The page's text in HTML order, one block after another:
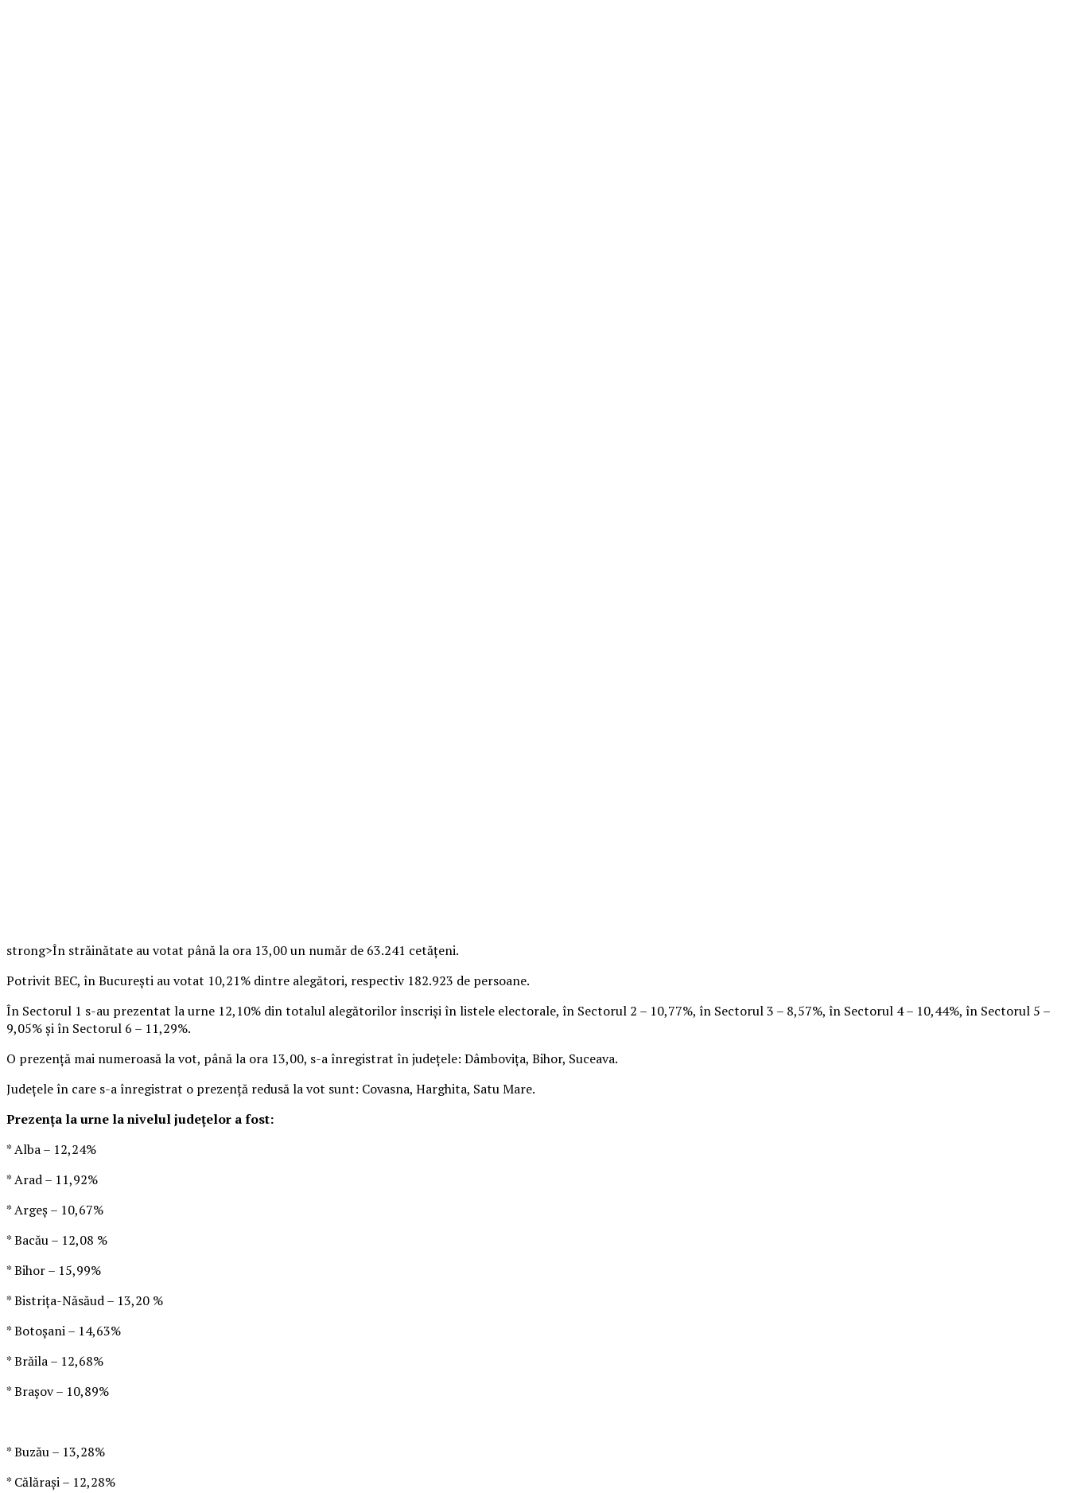
strong>În străinătate au votat până la ora 13,00 un număr de 63.241 cetăţeni.
Potrivit BEC, în Bucureşti au votat 10,21% dintre alegători, respectiv 182.923 de persoane.
În Sectorul 1 s-au prezentat la urne 12,10% din totalul alegătorilor înscrişi în listele electorale, în Sectorul 2 – 10,77%, în Sectorul 3 – 8,57%, în Sectorul 4 – 10,44%, în Sectorul 5 –
9,05% şi în Sectorul 6 – 11,29%.
O prezenţă mai numeroasă la vot, până la ora 13,00, s-a înregistrat în judeţele: Dâmboviţa, Bihor, Suceava.
Judeţele în care s-a înregistrat o prezenţă redusă la vot sunt: Covasna, Harghita, Satu Mare.
Prezenţa la urne la nivelul judeţelor a fost:
* Alba – 12,24%
* Arad – 11,92%
* Argeş – 10,67%
* Bacău – 12,08 %
* Bihor – 15,99%
* Bistriţa-Năsăud – 13,20 %
* Botoşani – 14,63%
* Brăila – 12,68%
* Braşov – 10,89%
* Buzău – 13,28%
* Călăraşi – 12,28%